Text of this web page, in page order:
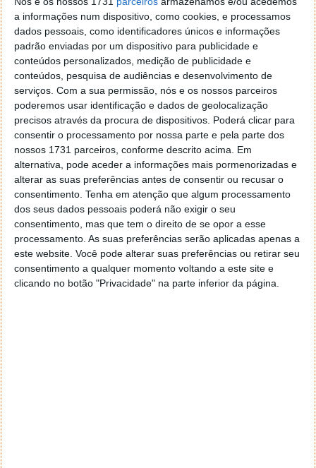
a informações num dispositivo, como cookies, e processamos
dados pessoais, como identificadores únicos e informações
padrão enviadas por um dispositivo para publicidade e
conteúdos personalizados, medição de publicidade e
conteúdos, pesquisa de audiências e desenvolvimento de
serviços. Com a sua permissão, nós e os nossos parceiros
poderemos usar identificação e dados de geolocalização
precisos através da procura de dispositivos. Poderá clicar para
consentir o processamento por nossa parte e pela parte dos
nossos 1731 parceiros, conforme descrito acima. Em
alternativa, pode aceder a informações mais pormenorizadas e
alterar as suas preferências antes de consentir ou recusar o
consentimento. Tenha em atenção que algum processamento
dos seus dados pessoais poderá não exigir o seu
consentimento, mas que tem o direito de se opor a esse
processamento. As suas preferências serão aplicadas apenas a
este website. Você pode alterar suas preferências ou retirar seu
consentimento a qualquer momento voltando a este site e
clicando no botão "Privacidade" na parte inferior da página.
O quadro abaixo encontra estas e outras diferenças: